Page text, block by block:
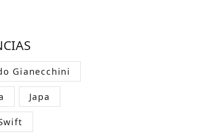
Gianecchini
Japa